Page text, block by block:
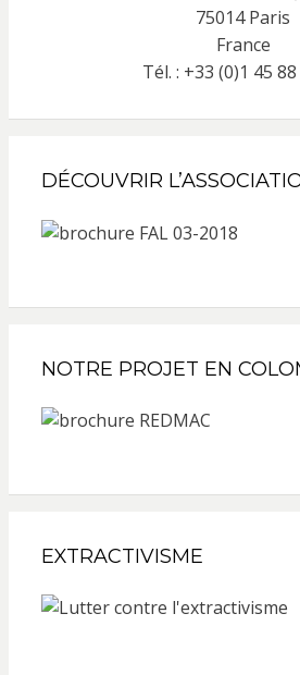
75014 Paris
France
Tél. : +33 (0)1 45
DÉCOUVRIR
NOTRE PROJET EN
EXTRACTIVISME